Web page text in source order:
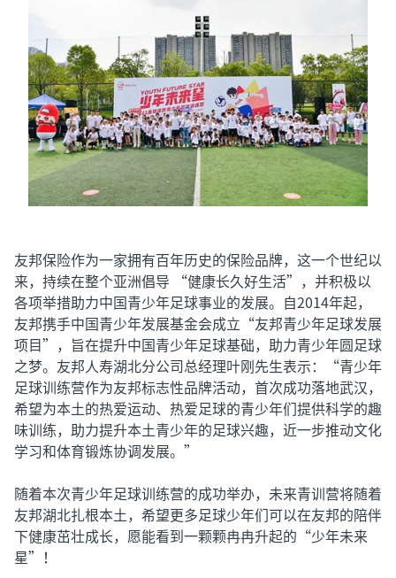
友邦保险作为一家拥有百年历史的保险品牌，这一个世纪以
来，持续在整个亚洲倡导 “健康长久好生活”，并积极以
各项举措助力中国青少年足球事业的发展。自2014年起，
友邦携手中国青少年发展基金会成立“友邦青少年足球发展
项目”，旨在提升中国青少年足球基础，助力青少年圆足球
之梦。友邦人寿湖北分公司总经理叶刚先生表示：“青少年
足球训练营作为友邦标志性品牌活动，首次成功落地武汉，
希望为本土的热爱运动、热爱足球的青少年们提供科学的趣
味训练，助力提升本土青少年的足球兴趣，近一步推动文化
学习和体育锻炼协调发展。”
随着本次青少年足球训练营的成功举办，未来青训营将随着
友邦湖北扎根本土，希望更多足球少年们可以在友邦的陪伴
下健康茁壮成长，愿能看到一颗颗冉冉升起的“少年未来
星”！